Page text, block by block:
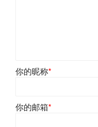
你的昵称*
你的邮箱*